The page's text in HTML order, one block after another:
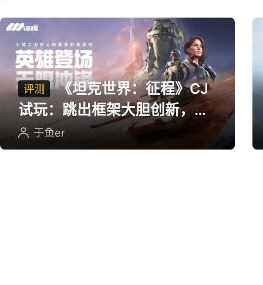
评测
《坦克世界：征程》CJ
试玩：跳出框架大胆创新，用
英雄射击重塑坦克对战
于鱼er